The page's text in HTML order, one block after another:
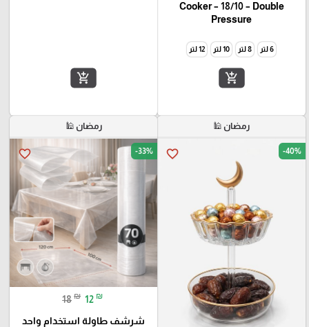
Cooker – 18/10 – Double
Pressure
6 لتر 8 لتر 10 لتر 12 لتر
add_shopping_cart
add_shopping_cart
رمضان 🕌
favorite_border -40%
رمضان 🕌
favorite_border -33%
18 ₪ 12 ₪
شرشف طاولة استخدام واحد